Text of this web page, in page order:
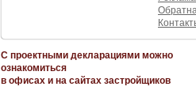
С проектными декларациями можно
ознакомиться
в офисах и на сайтах застройщиков